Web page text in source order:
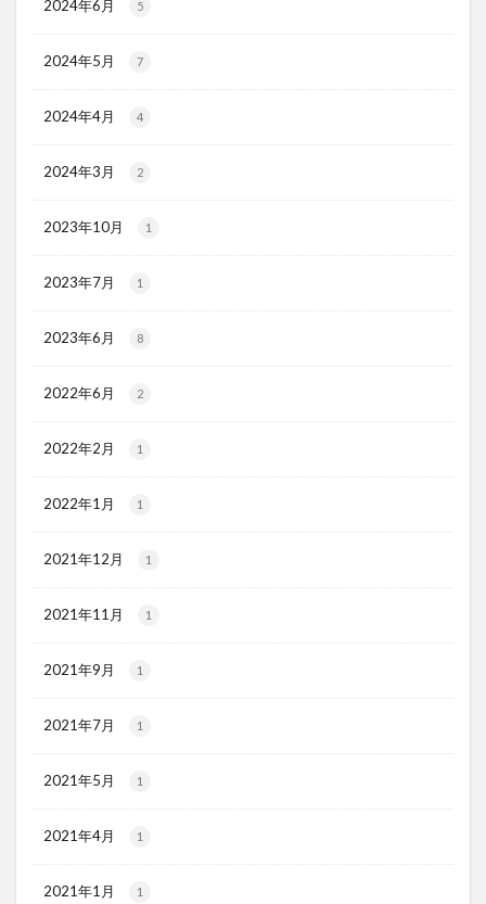
2024年6月 5
2024年5月 7
2024年4月 4
2024年3月 2
2023年10月 1
2023年7月 1
2023年6月 8
2022年6月 2
2022年2月 1
2022年1月 1
2021年12月 1
2021年11月 1
2021年9月 1
2021年7月 1
2021年5月 1
2021年4月 1
2021年1月 1